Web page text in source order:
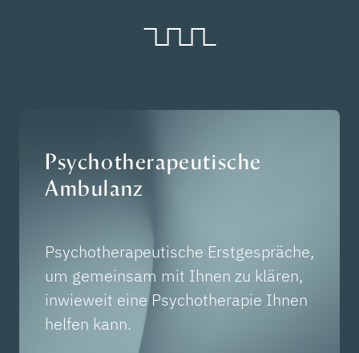
Psychotherapeutische
Ambulanz
Psychotherapeutische Erstgespräche,
um gemeinsam mit Ihnen zu klären,
inwieweit eine Psychotherapie Ihnen
helfen kann.